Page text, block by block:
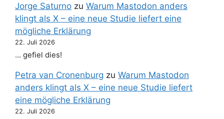
Jorge Saturno zu Warum Mastodon anders
klingt als X – eine neue Studie liefert eine
mögliche Erklärung
22. Juli 2026
… gefiel dies!
Petra van Cronenburg zu Warum Mastodon
anders klingt als X – eine neue Studie liefert
eine mögliche Erklärung
22. Juli 2026